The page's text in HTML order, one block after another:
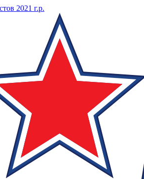
2021 г.р.